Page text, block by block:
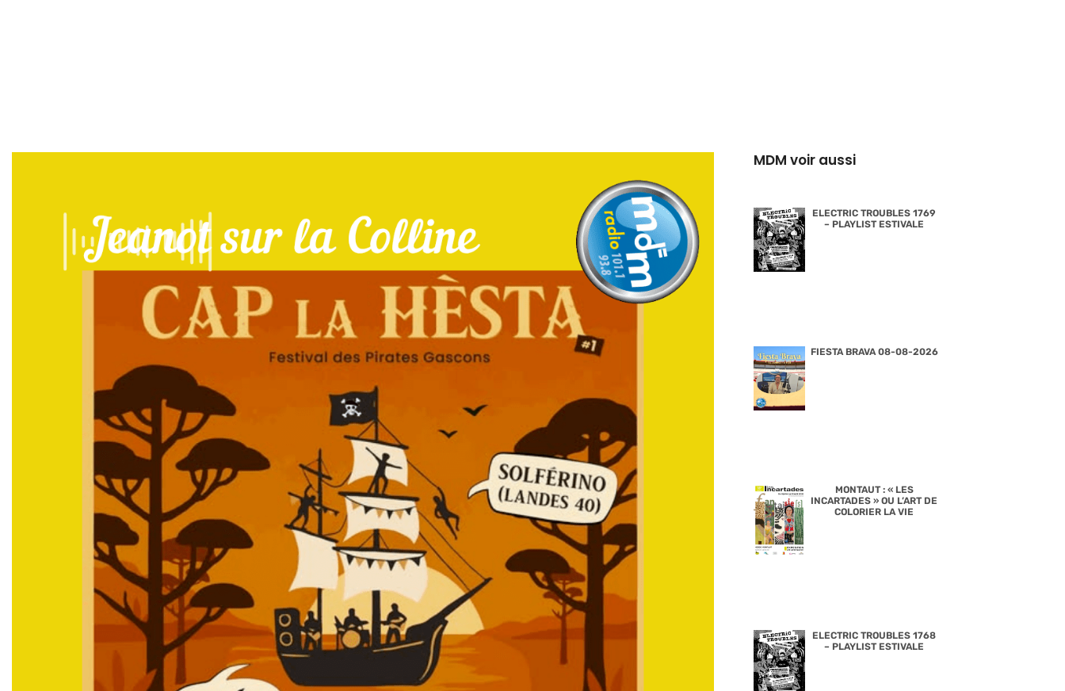
MDM voir aussi
ELECTRIC TROUBLES 1769
– PLAYLIST ESTIVALE
FIESTA BRAVA 08-08-2026
MONTAUT : « LES
INCARTADES » OU L’ART DE
COLORIER LA VIE
ELECTRIC TROUBLES 1768
– PLAYLIST ESTIVALE